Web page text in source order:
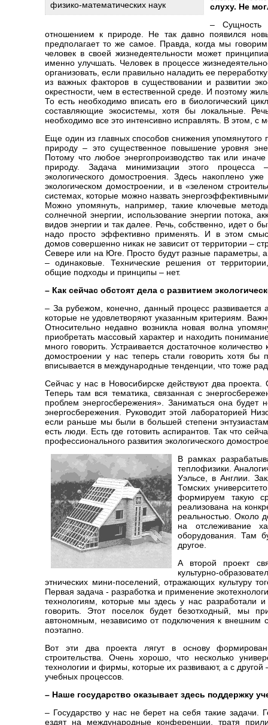
физико-математических наук
слуху. Не
– Сущность
отношением к природе. Не так давно появился
предполагает то же самое. Правда, когда мы
человек в своей жизнедеятельности может
именно улучшать. Человек в процессе
организовать, если правильно наладить ее
из важных факторов в существовании и развитии
окрестности, чем в естественной среде. И поэтому
То есть необходимо вписать его в биологический
составляющие экосистемы, хотя бы локальные.
необходимо все это интенсивно исправлять. В этом, с
Еще один из главных способов снижения упомянутого
природу – это существенное повышение уровня
Потому что любое энергопроизводство так или иначе
природу. Задача минимизации этого процесса
экологического домостроения. Здесь накоплено
экологическом домостроении, и в «зеленом
системах, которые можно назвать
Можно упомянуть, например, такие ключевые
солнечной энергии, использование энергии потока,
видов энергии и так далее. Речь, собственно, идет о
надо просто эффективно применять. И в этом
домов совершенно никак не зависит от территории –
Севере или на Юге. Просто будут разные параметры,
– одинаковые. Технические решения от
общие подходы и принципы – нет.
– Как сейчас обстоят дела с развитием
– За рубежом, конечно, данный процесс
которые не удовлетворяют указанным критериям.
Относительно недавно возникла новая волна
приобретать массовый характер и находить
много говорить. Устраивается достаточное
домостроении у нас теперь стали говорить хотя
вписывается в международные тенденции, что тоже
Сейчас у нас в Новосибирске действуют два
Теперь там вся тематика, связанная с
проблем энергосбережения». Заниматься она будет
энергосбережения. Руководит этой лабораторией
если раньше мы были в большей степени
есть люди. Есть где готовить аспирантов. Так что
профессионального развития экологического
В рамках
теплофизики.
Уэльсе, в Англии.
Томских
формируем такую
реализована на
реальностью. Около
на отслеживание
оборудования. Там
другое.
А второй проект
культурно-
этнических мини-поселений, отражающих культуру
Первая задача - разработка и применение
технологиям, которые мы здесь у нас разработали
говорить. Этот поселок будет безотходный, мы
автономным, независимо от подключения к
поэтапно.
Вот эти два проекта лягут в основу
строительства. Очень хорошо, что несколько
технологии и фирмы, которые их развивают, а с другой
учебных процессов.
– Наше государство оказывает здесь поддержку
– Государство у нас не берет на себя такие задачи.
ездят на международные конференции, тратя